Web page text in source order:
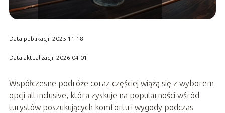
Data publikacji: 2025-11-18
Data aktualizacji: 2026-04-01
Współczesne podróże coraz częściej wiążą się z wyborem
opcji all inclusive, która zyskuje na popularności wśród
turystów poszukujących komfortu i wygody podczas